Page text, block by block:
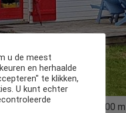
op slechts 500
u de meest
en herhaalde
te klikken,
U kunt echter